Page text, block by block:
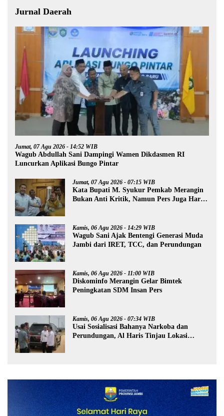
Jurnal Daerah
Jumat, 07 Agu 2026 - 14:52 WIB
Wagub Abdullah Sani Dampingi Wamen Dikdasmen RI
Luncurkan Aplikasi Bungo Pintar
Jumat, 07 Agu 2026 - 07:15 WIB
Kata Bupati M. Syukur Pemkab Merangin
Bukan Anti Kritik, Namun Pers Juga Harus
Kamis, 06 Agu 2026 - 14:29 WIB
Wagub Sani Ajak Bentengi Generasi Muda
Jambi dari IRET, TCC, dan Perundungan
Kamis, 06 Agu 2026 - 11:00 WIB
Diskominfo Merangin Gelar Bimtek
Peningkatan SDM Insan Pers
Kamis, 06 Agu 2026 - 07:34 WIB
Usai Sosialisasi Bahanya Narkoba dan
Perundungan, Al Haris Tinjau Lokasi